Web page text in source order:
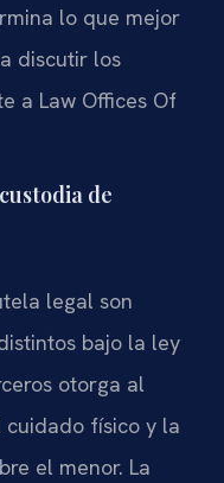
lo que mejor
discutir los
a Law Offices Of
de
legal son
bajo la ley
otorga al
físico y la
el menor. La